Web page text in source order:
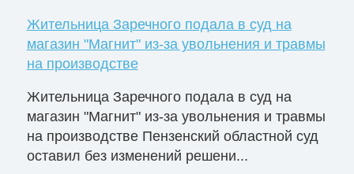
Жительница Заречного подала в суд на
магазин "Магнит" из-за увольнения и травмы
на производстве
Жительница Заречного подала в суд на
магазин "Магнит" из-за увольнения и травмы
на производстве Пензенский областной суд
оставил без изменений решени...